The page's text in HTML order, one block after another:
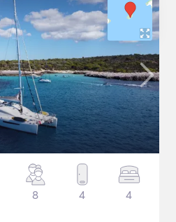
8 4 4